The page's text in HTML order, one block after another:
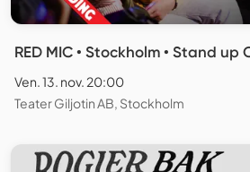
RED MIC • Stockholm • Stand up
Ven. 13. nov. 20:00
Teater Giljotin AB, Stockholm